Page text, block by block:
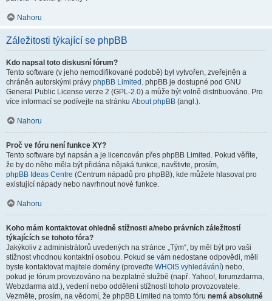
Nahoru
Záležitosti týkající se phpBB
Kdo napsal toto diskusní fórum?
Tento software (v jeho nemodifikované podobě) byl vytvořen, zveřejněn a
chráněn autorskými právy phpBB Limited . phpBB je dostupné pod GNU
General Public License verze 2 (GPL-2.0) a může být volně distribuováno. Pro
více informací se podívejte na stránku About phpBB (angl.).
Nahoru
Proč ve fóru není funkce XY?
Tento software byl napsán a je licencován přes phpBB Limited. Pokud věříte,
že by do něho měla být přidána nějaká funkce, navštivte, prosím,
phpBB Ideas Centre (Centrum nápadů pro phpBB), kde můžete hlasovat pro
existující nápady nebo navrhnout nové funkce.
Nahoru
Koho mám kontaktovat ohledně stížnosti a/nebo právních záležitostí
týkajících se tohoto fóra?
Jakýkoliv z administrátorů uvedených na stránce „Tým“, by měl být pro vaši
stížnost vhodnou kontaktní osobou. Pokud se vám nedostane odpovědi, měli
byste kontaktovat majitele domény (proveďte WHOIS vyhledávání) nebo,
pokud je fórum provozováno na bezplatné službě (např. Yahoo!, forumzdarma,
Webzdarma atd.), vedení nebo oddělení stížností tohoto provozovatele.
Vezměte, prosím, na vědomí, že phpBB Limited na tomto fóru nemá absolutně